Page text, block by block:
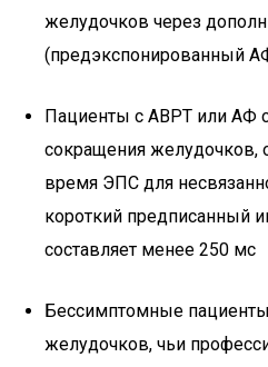
желудочков через
(предэкспонированный
Пациенты с АВРТ или АФ
сокращения желудочков,
время ЭПС для
короткий предписанный
составляет менее 250 мс
Бессимптомные
желудочков, чьи